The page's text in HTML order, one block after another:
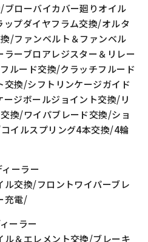
ローバイカバー廻りオイル
プダイヤフラム交換/オルタ
/ファンベルト＆ファンベル
ーブロアレジスター＆リレー
ルード交換/クラッチフルード
換/シフトリンケージガイド
ジボールジョイント交換/リ
換/ワイパブレード交換/ショ
イルスプリング4本交換/4輪
ーラー
交換/フロントワイパーブレ
充電/
ーラー
＆エレメント交換/ブレーキ